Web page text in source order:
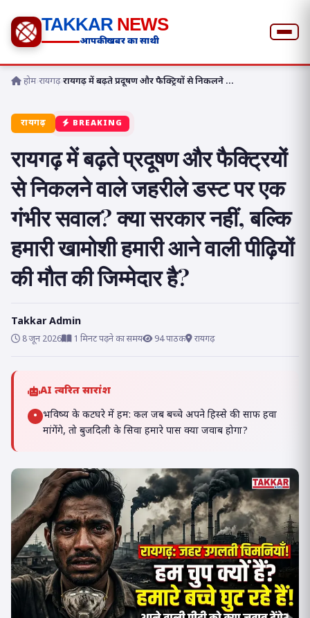
TAKKAR NEWS
आपकी खबर का साथी
होम›रायगढ़›रायगढ़ में बढ़ते प्रदूषण और फैक्ट्रियों से निकलने ...
रायगढ़ BREAKING
रायगढ़ में बढ़ते प्रदूषण और फैक्ट्रियों
से निकलने वाले जहरीले डस्ट पर एक
गंभीर सवाल? क्या सरकार नहीं, बल्कि
हमारी खामोशी हमारी आने वाली पीढ़ियों
की मौत की जिम्मेदार है?
Takkar Admin
8 जून 2026 1 मिनट पढ़ने का समय 94 पाठक रायगढ़
AI त्वरित सारांश
• भविष्य के कटघरे में हम: कल जब बच्चे अपने हिस्से की साफ हवा
मांगेंगे, तो बुजदिली के सिवा हमारे पास क्या जवाब होगा?